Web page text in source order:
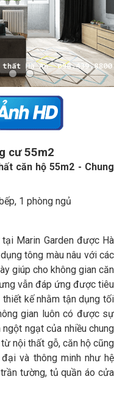
cư 55m2
căn hộ 55m2 - Chung
1 phòng ngủ
Marin Garden được Hà
tông màu nâu với các
giúp cho không gian căn
vẫn đáp ứng được tiêu
kế nhằm tận dụng tối
gian luôn có được sự
ngạt của nhiều chung
nội thất gỗ, căn hộ cũng
và thông minh như hệ
tường, tủ quần áo cửa